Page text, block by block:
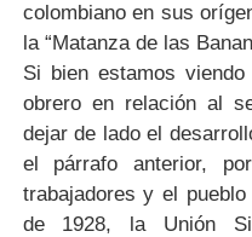
colombiano en sus
la “Matanza de las
Si bien estamos
obrero en relación al
dejar de lado el
el párrafo anterior,
trabajadores y el
de 1928, la Unión